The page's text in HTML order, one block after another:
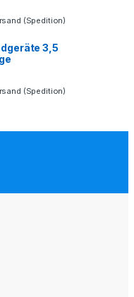
(Spedition)
3,5
(Spedition)